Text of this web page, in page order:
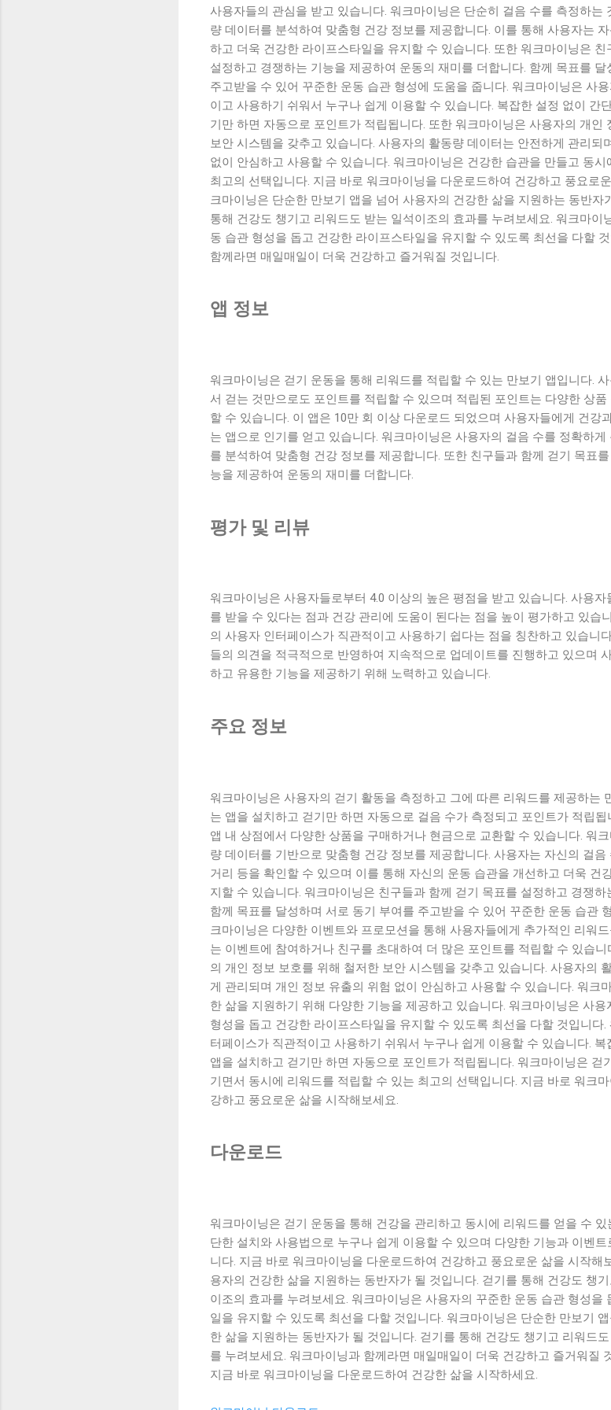
사용자들의 관심을 받고 있습니다. 워크마이닝은 단순히 걸음 수를 측정하는
량 데이터를 분석하여 맞춤형 건강 정보를 제공합니다. 이를 통해 사용자는
하고 더욱 건강한 라이프스타일을 유지할 수 있습니다. 또한 워크마이닝은
설정하고 경쟁하는 기능을 제공하여 운동의 재미를 더합니다. 함께 목표를
주고받을 수 있어 꾸준한 운동 습관 형성에 도움을 줍니다. 워크마이닝은 사
이고 사용하기 쉬워서 누구나 쉽게 이용할 수 있습니다. 복잡한 설정 없이 간
기만 하면 자동으로 포인트가 적립됩니다. 또한 워크마이닝은 사용자의 개인
보안 시스템을 갖추고 있습니다. 사용자의 활동량 데이터는 안전하게 관리되
없이 안심하고 사용할 수 있습니다. 워크마이닝은 건강한 습관을 만들고 동시
최고의 선택입니다. 지금 바로 워크마이닝을 다운로드하여 건강하고 풍요로
크마이닝은 단순한 만보기 앱을 넘어 사용자의 건강한 삶을 지원하는 동반자
통해 건강도 챙기고 리워드도 받는 일석이조의 효과를 누려보세요. 워크마이
동 습관 형성을 돕고 건강한 라이프스타일을 유지할 수 있도록 최선을 다할
함께라면 매일매일이 더욱 건강하고 즐거워질 것입니다.
앱 정보
워크마이닝은 걷기 운동을 통해 리워드를 적립할 수 있는 만보기 앱입니다.
서 걷는 것만으로도 포인트를 적립할 수 있으며 적립된 포인트는 다양한 상
할 수 있습니다. 이 앱은 10만 회 이상 다운로드 되었으며 사용자들에게 건강
는 앱으로 인기를 얻고 있습니다. 워크마이닝은 사용자의 걸음 수를 정확하게
를 분석하여 맞춤형 건강 정보를 제공합니다. 또한 친구들과 함께 걷기 목표
능을 제공하여 운동의 재미를 더합니다.
평가 및 리뷰
워크마이닝은 사용자들로부터 4.0 이상의 높은 평점을 받고 있습니다. 사용
를 받을 수 있다는 점과 건강 관리에 도움이 된다는 점을 높이 평가하고 있습
의 사용자 인터페이스가 직관적이고 사용하기 쉽다는 점을 칭찬하고 있습니
들의 의견을 적극적으로 반영하여 지속적으로 업데이트를 진행하고 있으며
하고 유용한 기능을 제공하기 위해 노력하고 있습니다.
주요 정보
워크마이닝은 사용자의 걷기 활동을 측정하고 그에 따른 리워드를 제공하는
는 앱을 설치하고 걷기만 하면 자동으로 걸음 수가 측정되고 포인트가 적립됩
앱 내 상점에서 다양한 상품을 구매하거나 현금으로 교환할 수 있습니다. 워
량 데이터를 기반으로 맞춤형 건강 정보를 제공합니다. 사용자는 자신의 걸음
거리 등을 확인할 수 있으며 이를 통해 자신의 운동 습관을 개선하고 더욱 건
지할 수 있습니다. 워크마이닝은 친구들과 함께 걷기 목표를 설정하고 경쟁하
함께 목표를 달성하며 서로 동기 부여를 주고받을 수 있어 꾸준한 운동 습관
크마이닝은 다양한 이벤트와 프로모션을 통해 사용자들에게 추가적인 리워
는 이벤트에 참여하거나 친구를 초대하여 더 많은 포인트를 적립할 수 있습
의 개인 정보 보호를 위해 철저한 보안 시스템을 갖추고 있습니다. 사용자의
게 관리되며 개인 정보 유출의 위험 없이 안심하고 사용할 수 있습니다. 워크
한 삶을 지원하기 위해 다양한 기능을 제공하고 있습니다. 워크마이닝은 사
형성을 돕고 건강한 라이프스타일을 유지할 수 있도록 최선을 다할 것입니다.
터페이스가 직관적이고 사용하기 쉬워서 누구나 쉽게 이용할 수 있습니다. 복
앱을 설치하고 걷기만 하면 자동으로 포인트가 적립됩니다. 워크마이닝은 걷
기면서 동시에 리워드를 적립할 수 있는 최고의 선택입니다. 지금 바로 워크
강하고 풍요로운 삶을 시작해보세요.
다운로드
워크마이닝은 걷기 운동을 통해 건강을 관리하고 동시에 리워드를 얻을 수
단한 설치와 사용법으로 누구나 쉽게 이용할 수 있으며 다양한 기능과 이벤
니다. 지금 바로 워크마이닝을 다운로드하여 건강하고 풍요로운 삶을 시작해
용자의 건강한 삶을 지원하는 동반자가 될 것입니다. 걷기를 통해 건강도 챙
이조의 효과를 누려보세요. 워크마이닝은 사용자의 꾸준한 운동 습관 형성을
일을 유지할 수 있도록 최선을 다할 것입니다. 워크마이닝은 단순한 만보기
한 삶을 지원하는 동반자가 될 것입니다. 걷기를 통해 건강도 챙기고 리워드
를 누려보세요. 워크마이닝과 함께라면 매일매일이 더욱 건강하고 즐거워질
지금 바로 워크마이닝을 다운로드하여 건강한 삶을 시작하세요.